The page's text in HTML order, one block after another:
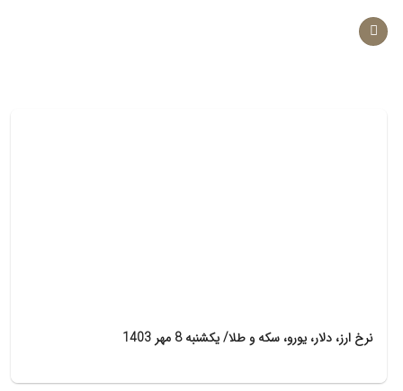
نرخ ارز، دلار، یورو، سکه و طلا/ یکشنبه 8 مهر 1403